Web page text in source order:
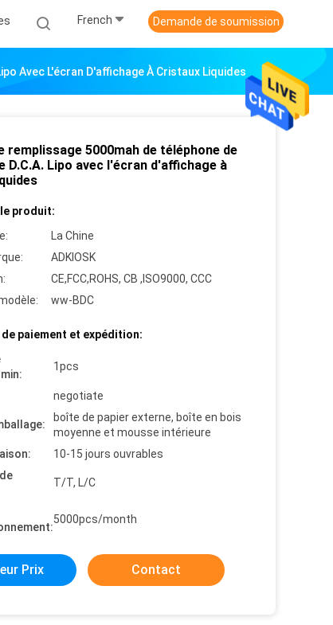
French Demande de soumission
Avec L'écran D'affichage À Cristaux Liquides
remplissage 5000mah de téléphone de
D.C.A. Lipo avec l'écran d'affichage à
produit:
La Chine
ADKIOSK
CE,FCC,ROHS, CB ,ISO9000, CCC
ww-BDC
paiement et expédition:
1pcs
negotiate
boîte de papier externe, boîte en bois
moyenne et mousse intérieure
10-15 jours ouvrables
T/T, L/C
5000pcs/month
Prix Contact